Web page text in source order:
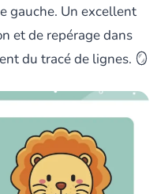
gauche. Un excellent
et de repérage dans
du tracé de lignes. 🪞